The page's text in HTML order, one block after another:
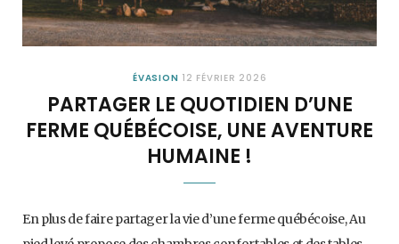
ÉVASION 12 FÉVRIER 2026
PARTAGER LE QUOTIDIEN D’UNE
FERME QUÉBÉCOISE, UNE AVENTURE
HUMAINE !
En plus de faire partager la vie d’une ferme québécoise, Au